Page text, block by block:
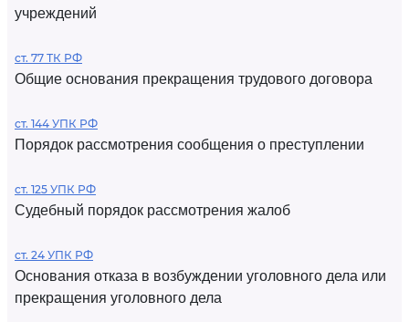
учреждений
ст. 77 ТК РФ
Общие основания прекращения трудового договора
ст. 144 УПК РФ
Порядок рассмотрения сообщения о преступлении
ст. 125 УПК РФ
Судебный порядок рассмотрения жалоб
ст. 24 УПК РФ
Основания отказа в возбуждении уголовного дела или
прекращения уголовного дела